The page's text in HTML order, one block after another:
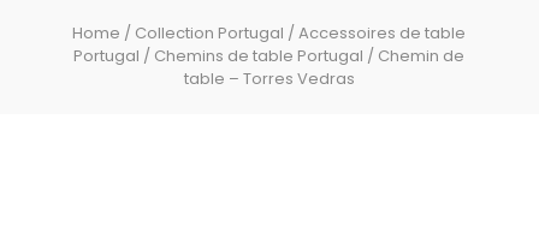
Home / Collection Portugal /Accessoires de table
Portugal / Chemins de table Portugal / Chemin de
table – Torres Vedras